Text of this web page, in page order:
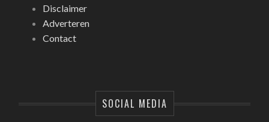
Disclaimer
Adverteren
Contact
SOCIAL MEDIA